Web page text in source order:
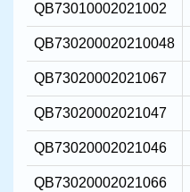
QB73010002021002
QB730200020210048
QB73020002021067
QB73020002021047
QB73020002021046
QB73020002021066